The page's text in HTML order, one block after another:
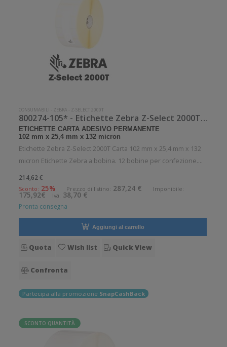
CONSUMABILI - ZEBRA - Z-SELECT 2000T
800274-105* - Etichette Zebra Z-Select 2000T Carta
ETICHETTE CARTA ADESIVO PERMANENTE
102 mm x 25,4 mm x 132 micron
Etichette Zebra Z-Select 2000T Carta 102 mm x 25,4 mm x 132
micron Etichette Zebra a bobina. 12 bobine per confezione.
permanente. Diametro interno: 25 mm. Diametro esterno: 127
mm. Tipo: Su
214,62 €
Sconto: 25% Prezzo di listino: 287,24 € Imponibile:
175,92€ Iva: 38,70 €
Pronta consegna
Aggiungi al carrello
Quota Wish list Quick View
Confronta
Partecipa alla promozione SnapCashBack
SCONTO QUANTITÀ